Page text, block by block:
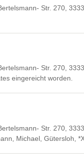
Str. 270,
Str. 270,
eingereicht worden.
Str. 270,
Michael, Gütersloh,